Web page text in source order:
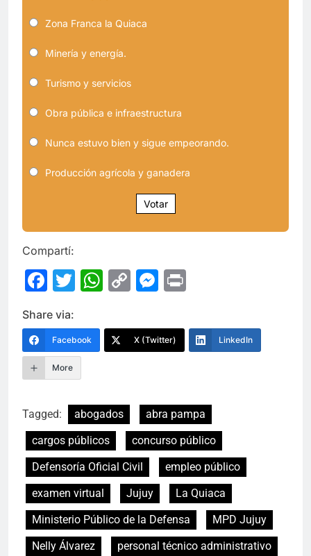
Zona Franca la Quiaca
Minería y energía.
Turismo y servicios
Obra pública e infraestructura
Nunca estuvo bien y sigue empeorando.
Producción agrícola y ganadera
Votar
Compartí:
Facebook
Twitter
WhatsApp
CopyMessenger
Share via:
Facebook X (Twitter) LinkedIn
More
Tagged: abogados
abra pampa
cargos públicos
concurso público
Defensoría Oficial Civil
empleo público
examen virtual
Jujuy
La Quiaca
Ministerio Público de la Defensa
MPD Jujuy
Nelly Álvarez
personal técnico administrativo